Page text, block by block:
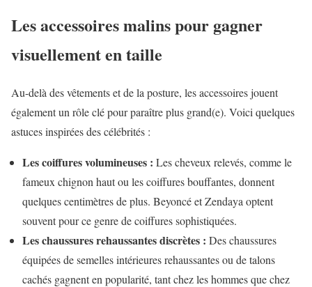
Les accessoires malins pour gagner
visuellement en taille
Au-delà des vêtements et de la posture, les accessoires jouent
également un rôle clé pour paraître plus grand(e). Voici quelques
astuces inspirées des célébrités :
Les coiffures volumineuses : Les cheveux relevés, comme le
fameux chignon haut ou les coiffures bouffantes, donnent
quelques centimètres de plus. Beyoncé et Zendaya optent
souvent pour ce genre de coiffures sophistiquées.
Les chaussures rehaussantes discrètes : Des chaussures
équipées de semelles intérieures rehaussantes ou de talons
cachés gagnent en popularité, tant chez les hommes que chez